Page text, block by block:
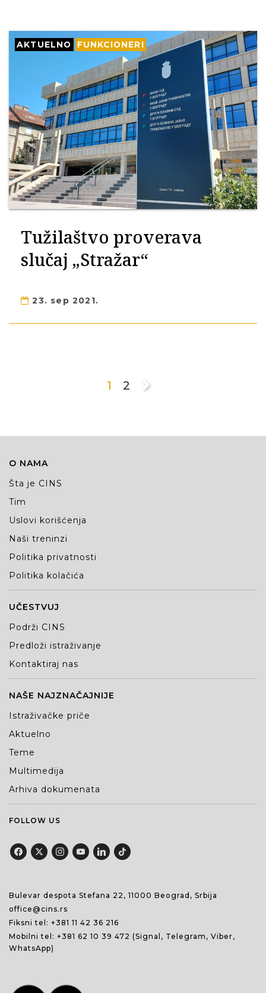
AKTUELNO FUNKCIONERI
Tužilaštvo proverava
slučaj „Stražar“
23. sep 2021.
1 2
O NAMA
Šta je CINS
Tim
Uslovi korišćenja
Naši treninzi
Politika privatnosti
Politika kolačića
UČESTVUJ
Podrži CINS
Predloži istraživanje
Kontaktiraj nas
NAŠE NAJZNAČAJNIJE
Istraživačke priče
Aktuelno
Teme
Multimedija
Arhiva dokumenata
FOLLOW US
Bulevar despota Stefana 22, 11000 Beograd, Srbija
office@cins.rs
Fiksni tel: +381 11 42 36 216
Mobilni tel: +381 62 10 39 472 (Signal, Telegram, Viber,
WhatsApp)